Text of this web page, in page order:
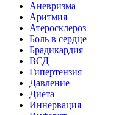
Аневризма
Аритмия
Атеросклероз
Боль в сердце
Брадикардия
ВСД
Гипертензия
Давление
Диета
Иннервация